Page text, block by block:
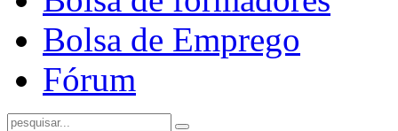
Bolsa de Emprego
Fórum